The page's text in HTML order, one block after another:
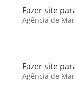
Fazer site
Agência de
Fazer site
Agência de